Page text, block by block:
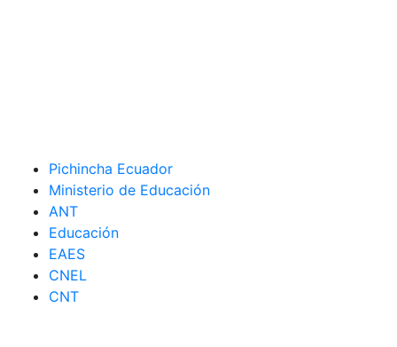
Pichincha Ecuador
Ministerio de Educación
ANT
Educación
EAES
CNEL
CNT